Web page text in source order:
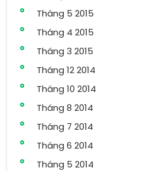
Tháng 5 2015
Tháng 4 2015
Tháng 3 2015
Tháng 12 2014
Tháng 10 2014
Tháng 8 2014
Tháng 7 2014
Tháng 6 2014
Tháng 5 2014